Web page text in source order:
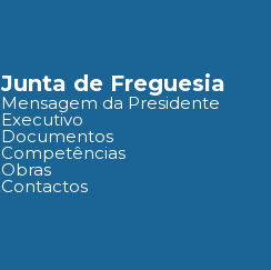
Junta de Freguesia
Mensagem da Presidente
Executivo
Documentos
Competências
Obras
Contactos